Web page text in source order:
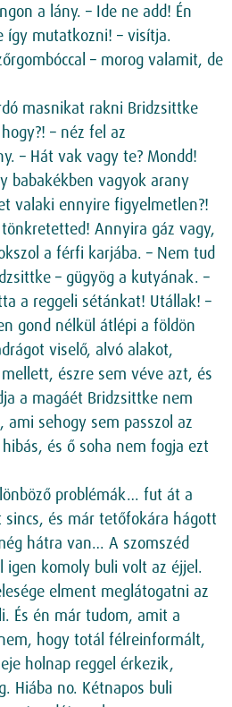
a lány. – Ide ne add! Én
így mutatkozni! – visítja.
– morog valamit, de
masnikat rakni Bridzsittke
– néz fel az
– Hát vak vagy te? Mondd!
babakékben vagyok arany
valaki ennyire figyelmetlen?!
Annyira gáz vagy,
a férfi karjába. – Nem tud
– gügyög a kutyának. –
a reggeli sétánkat! Utállak! –
gond nélkül átlépi a földön
viselő, alvó alakot,
észre sem véve azt, és
a magáét Bridzsittke nem
sehogy sem passzol az
és ő soha nem fogja ezt
problémák… fut át a
és már tetőfokára hágott
hátra van… A szomszéd
komoly buli volt az éjjel.
elment meglátogatni az
És én már tudom, amit a
hogy totál félreinformált,
holnap reggel érkezik,
Hiába no. Kétnapos buli